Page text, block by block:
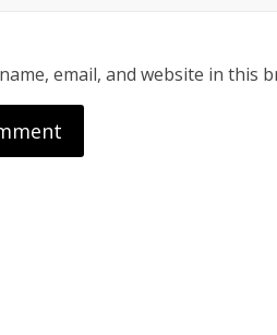
email, and website in this